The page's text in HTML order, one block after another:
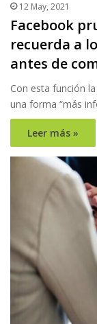
12 May, 2021
Facebook
recuerda a
antes de
Con esta función
una forma “más
Leer más »